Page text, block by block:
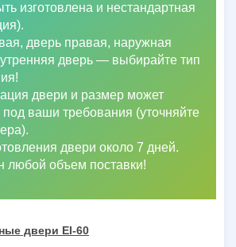
изготовлена и нестандартная
дверь правая, наружная
дверь — выбирайте тип
двери и размер может
под ваши требования (уточняйте
двери около 7 дней.
любой объем поставки!
двери EI-60